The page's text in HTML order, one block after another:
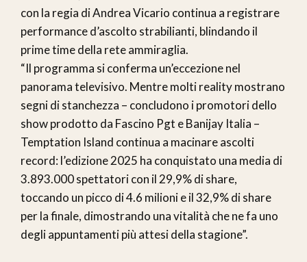
con la regia di Andrea Vicario continua a registrare
performance d’ascolto strabilianti, blindando il
prime time della rete ammiraglia.
“Il programma si conferma un’eccezione nel
panorama televisivo. Mentre molti reality mostrano
segni di stanchezza – concludono i promotori dello
show prodotto da Fascino Pgt e Banijay Italia –
Temptation Island continua a macinare ascolti
record: l’edizione 2025 ha conquistato una media di
3.893.000 spettatori con il 29,9% di share,
toccando un picco di 4.6 milioni e il 32,9% di share
per la finale, dimostrando una vitalità che ne fa uno
degli appuntamenti più attesi della stagione”.